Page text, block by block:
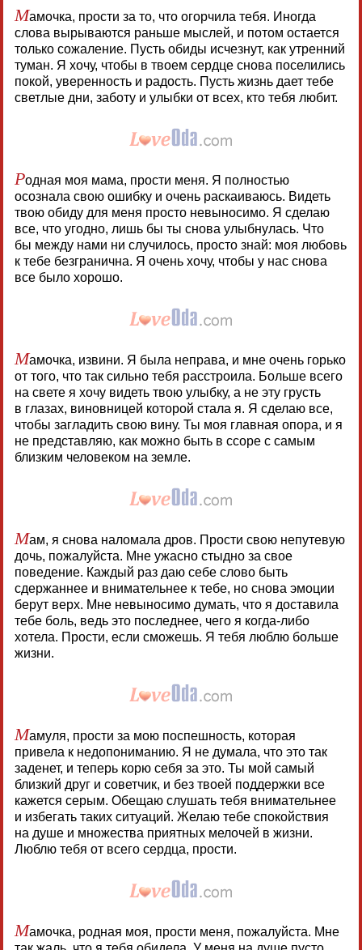
Мамочка, прости за то, что огорчила тебя. Иногда
слова вырываются раньше мыслей, и потом остается
только сожаление. Пусть обиды исчезнут, как утренний
туман. Я хочу, чтобы в твоем сердце снова поселились
покой, уверенность и радость. Пусть жизнь дает тебе
светлые дни, заботу и улыбки от всех, кто тебя любит.
Родная моя мама, прости меня. Я полностью
осознала свою ошибку и очень раскаиваюсь. Видеть
твою обиду для меня просто невыносимо. Я сделаю
все, что угодно, лишь бы ты снова улыбнулась. Что
бы между нами ни случилось, просто знай: моя любовь
к тебе безгранична. Я очень хочу, чтобы у нас снова
все было хорошо.
Мамочка, извини. Я была неправа, и мне очень горько
от того, что так сильно тебя расстроила. Больше всего
на свете я хочу видеть твою улыбку, а не эту грусть
в глазах, виновницей которой стала я. Я сделаю все,
чтобы загладить свою вину. Ты моя главная опора, и я
не представляю, как можно быть в ссоре с самым
близким человеком на земле.
Мам, я снова наломала дров. Прости свою непутевую
дочь, пожалуйста. Мне ужасно стыдно за свое
поведение. Каждый раз даю себе слово быть
сдержаннее и внимательнее к тебе, но снова эмоции
берут верх. Мне невыносимо думать, что я доставила
тебе боль, ведь это последнее, чего я когда-либо
хотела. Прости, если сможешь. Я тебя люблю больше
жизни.
Мамуля, прости за мою поспешность, которая
привела к недопониманию. Я не думала, что это так
заденет, и теперь корю себя за это. Ты мой самый
близкий друг и советчик, и без твоей поддержки все
кажется серым. Обещаю слушать тебя внимательнее
и избегать таких ситуаций. Желаю тебе спокойствия
на душе и множества приятных мелочей в жизни.
Люблю тебя от всего сердца, прости.
Мамочка, родная моя, прости меня, пожалуйста. Мне